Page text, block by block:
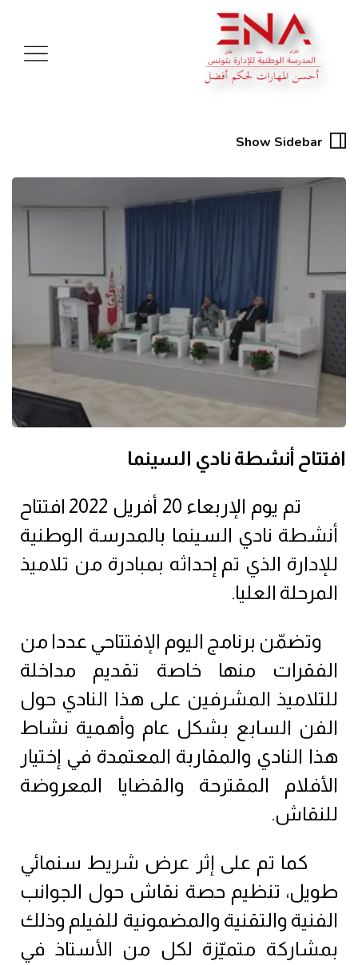
Show Sidebar
افتتاح أنشطة نادي السينما
تم يوم الإربعاء 20 أفريل 2022 افتتاح
أنشطة نادي السينما بالمدرسة الوطنية
للإدارة الذي تم إحداثه بمبادرة من تلاميذ
المرحلة العليا.
وتضمّن برنامج اليوم الإفتتاحي عددا من
الفقرات منها خاصة تقديم مداخلة
للتلاميذ المشرفين على هذا النادي حول
الفن السابع بشكل عام وأهمية نشاط
هذا النادي والمقاربة المعتمدة في إختيار
الأفلام المقترحة والقضايا المعروضة
للنقاش.
كما تم على إثر عرض شريط سنمائي
طويل، تنظيم حصة نقاش حول الجوانب
الفنية والتقنية والمضمونية للفيلم وذلك
بمشاركة متميّزة لكل من الأستاذ في